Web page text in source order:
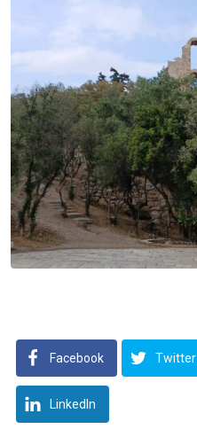
Facebook Twitter
LinkedIn